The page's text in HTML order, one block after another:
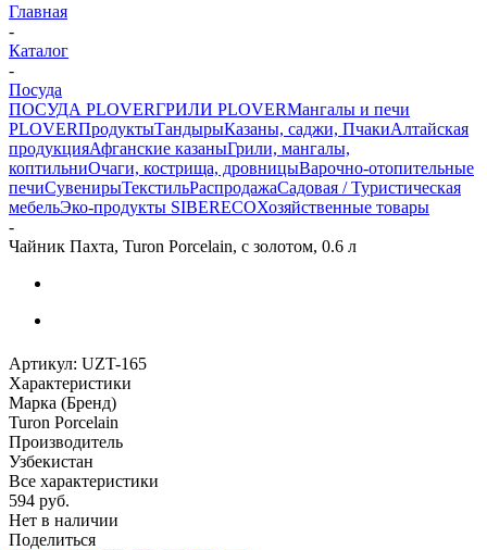
Главная
-
Каталог
-
Посуда
ПОСУДА PLOVERГРИЛИ PLOVERМангалы и печи
PLOVERПродуктыТандырыКазаны, саджи, ПчакиАлтайская
продукцияАфганские казаныГрили, мангалы,
коптильниОчаги, кострища, дровницыВарочно-отопительные
печиСувенирыТекстильРаспродажаСадовая / Туристическая
мебельЭко-продукты SIBERECOХозяйственные товары
-
Чайник Пахта, Turon Porcelain, с золотом, 0.6 л
Артикул: UZT-165
Характеристики
Марка (Бренд)
Turon Porcelain
Производитель
Узбекистан
Все характеристики
594 руб.
Нет в наличии
Поделиться